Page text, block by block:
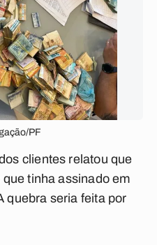
PF
clientes relatou que
tinha assinado em
quebra seria feita por